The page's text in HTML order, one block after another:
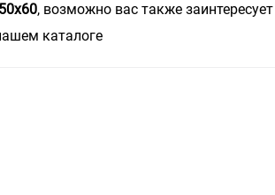
, возможно вас также
каталоге